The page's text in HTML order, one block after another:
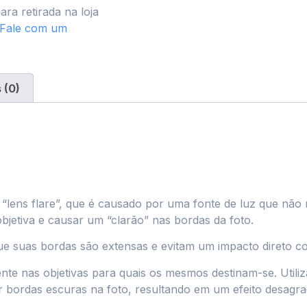
retirada na loja
com um
(0)
flare”, que é causado por uma fonte de luz que não
e causar um “clarão” nas bordas da foto.
suas bordas são extensas e evitam um impacto direto
nas objetivas para quais os mesmos destinam-se.
escuras na foto, resultando em um efeito